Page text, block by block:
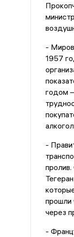
-
1957
годом
-
прошли
через
-